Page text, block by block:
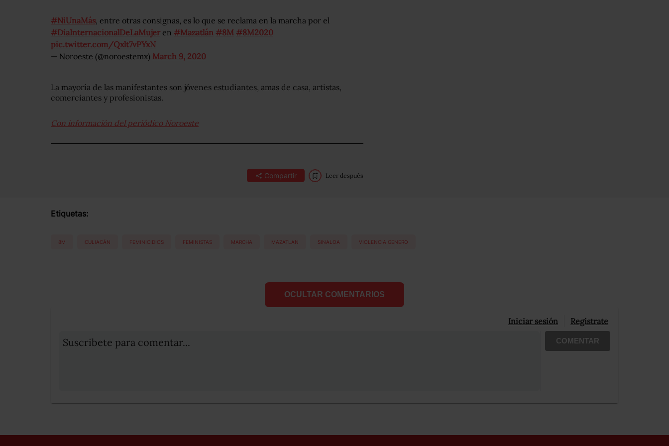
#NiUnaMás, entre otras consignas, es lo que se reclama en la marcha por el
#DíaInternacionalDeLaMujer en #Mazatlán #8M #8M2020
pic.twitter.com/Qxlt7vPYxN
— Noroeste (@noroestemx) March 9, 2020
La mayoría de las manifestantes son jóvenes estudiantes, amas de casa, artistas,
comerciantes y profesionistas.
Con información del periódico Noroeste
Compartir Leer después
Etiquetas:
8M CULIACÁN FEMINICIDIOS FEMINISTAS MARCHA MAZATLAN SINALOA VIOLENCIA GENERO
OCULTAR COMENTARIOS
Iniciar sesión Registrate
Suscribete para comentar... COMENTAR